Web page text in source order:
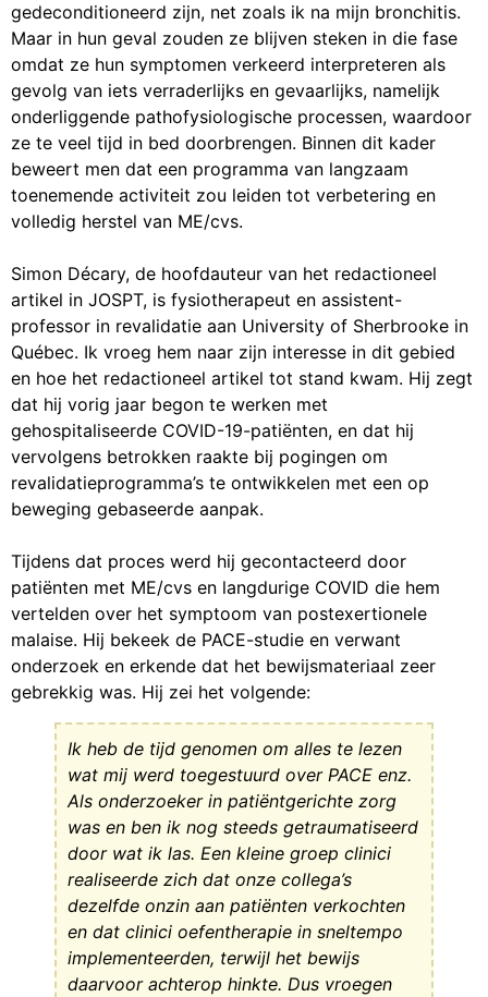
gedeconditioneerd zijn, net zoals ik na mijn bronchitis.
Maar in hun geval zouden ze blijven steken in die fase
omdat ze hun symptomen verkeerd interpreteren als
gevolg van iets verraderlijks en gevaarlijks, namelijk
onderliggende pathofysiologische processen, waardoor
ze te veel tijd in bed doorbrengen. Binnen dit kader
beweert men dat een programma van langzaam
toenemende activiteit zou leiden tot verbetering en
volledig herstel van ME/cvs.
Simon Décary, de hoofdauteur van het redactioneel
artikel in JOSPT, is fysiotherapeut en assistent-
professor in revalidatie aan University of Sherbrooke in
Québec. Ik vroeg hem naar zijn interesse in dit gebied
en hoe het redactioneel artikel tot stand kwam. Hij zegt
dat hij vorig jaar begon te werken met
gehospitaliseerde COVID-19-patiënten, en dat hij
vervolgens betrokken raakte bij pogingen om
revalidatieprogramma’s te ontwikkelen met een op
beweging gebaseerde aanpak.
Tijdens dat proces werd hij gecontacteerd door
patiënten met ME/cvs en langdurige COVID die hem
vertelden over het symptoom van postexertionele
malaise. Hij bekeek de PACE-studie en verwant
onderzoek en erkende dat het bewijsmateriaal zeer
gebrekkig was. Hij zei het volgende:
Ik heb de tijd genomen om alles te lezen
wat mij werd toegestuurd over PACE enz.
Als onderzoeker in patiëntgerichte zorg
was en ben ik nog steeds getraumatiseerd
door wat ik las. Een kleine groep clinici
realiseerde zich dat onze collega’s
dezelfde onzin aan patiënten verkochten
en dat clinici oefentherapie in sneltempo
implementeerden, terwijl het bewijs
daarvoor achterop hinkte. Dus vroegen